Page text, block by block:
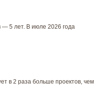
— 5 лет. В июле 2026 года
в 2 раза больше проектов, чем